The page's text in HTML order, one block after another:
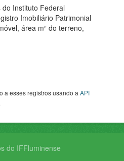
Instituto Federal
Imobiliário Patrimonial
área m² do terreno,
a esses registros usando aAPI
do IFFluminense